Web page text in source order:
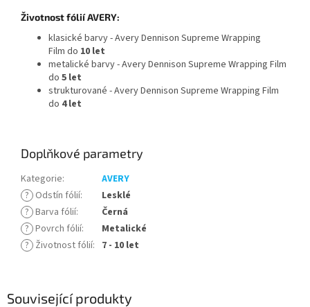
Související produkty
Životnost fólií AVERY:
klasické barvy - Avery Dennison Supreme Wrapping
Film do 10 let
metalické barvy - Avery Dennison Supreme Wrapping Film
do 5 let
strukturované - Avery Dennison Supreme Wrapping Film
do 4 let
Doplňkové parametry
Kategorie:
AVERY
? Odstín fólií:
Lesklé
? Barva fólií:
Černá
? Povrch fólií:
Metalické
? Životnost fólií: 7 - 10 let